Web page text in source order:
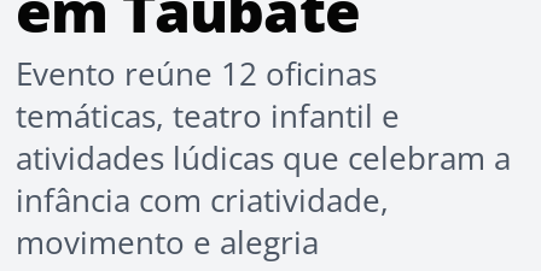
Evento reúne 12 oficinas
temáticas, teatro infantil e
atividades lúdicas que celebram a
infância com criatividade,
movimento e alegria